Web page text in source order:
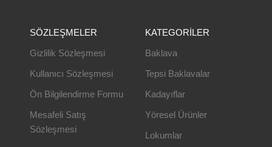
SÖZLEŞMELER
Gizlilik Sözleşmesi
Kullanıcı Sözleşmesi
Ön Bilgilendirme Formu
Mesafeli Satış
Sözleşmesi
KATEGORILER
Baklava
Tepsi Baklavalar
Kadayıflar
Yöresel Ürünler
Lokumlar